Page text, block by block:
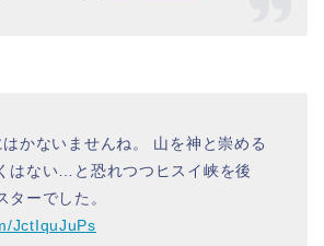
かないませんね。 山を神と崇める
はない…と恐れつつヒスイ峡を後
ターでした。
JctIquJuPs